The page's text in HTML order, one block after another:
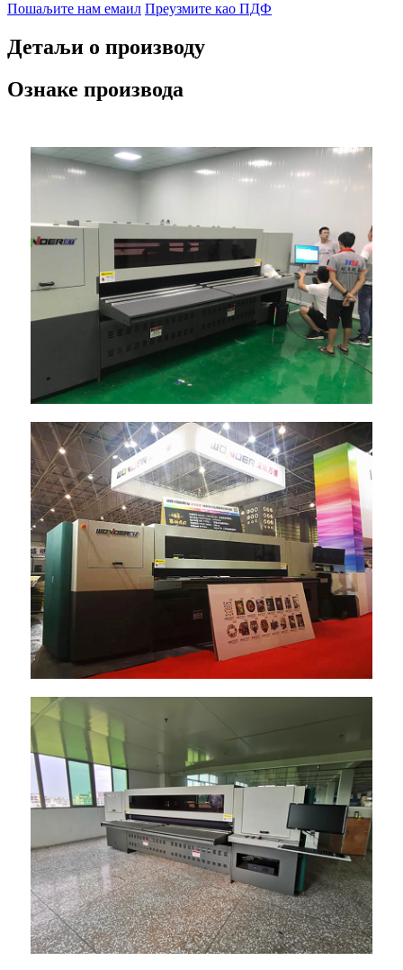
Пошаљите нам емаил Преузмите као ПДФ
Детаљи о производу
Ознаке производа